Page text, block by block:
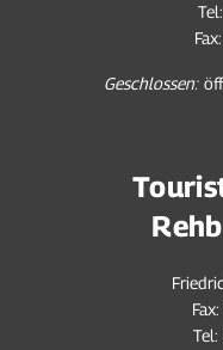
Klicken, um
Geschlossen: